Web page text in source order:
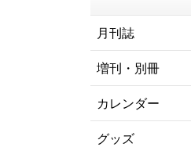
月刊誌
増刊・別冊
カレンダー
グッズ